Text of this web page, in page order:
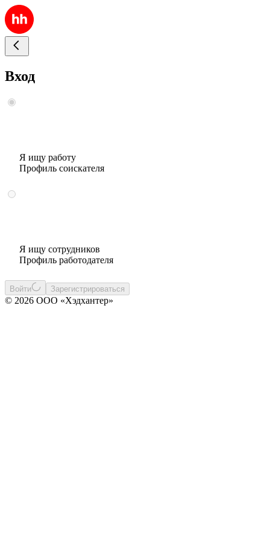
Вход
Я ищу работу
Профиль соискателя
Я ищу сотрудников
Профиль работодателя
Войти Зарегистрироваться
© 2026 ООО «Хэдхантер»